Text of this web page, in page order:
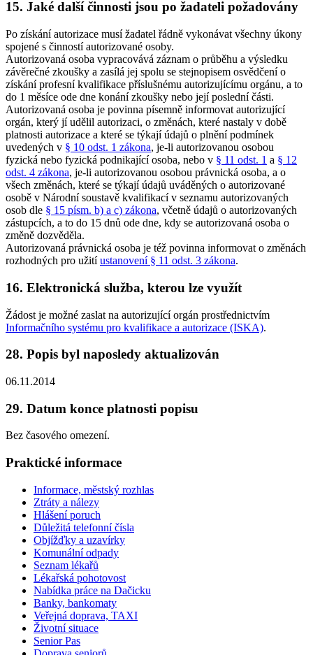
15. Jaké další činnosti jsou po žadateli požadovány
Po získání autorizace musí žadatel řádně vykonávat všechny úkony
spojené s činností autorizované osoby.
Autorizovaná osoba vypracovává záznam o průběhu a výsledku
závěrečné zkoušky a zasílá jej spolu se stejnopisem osvědčení o
získání profesní kvalifikace příslušnému autorizujícímu orgánu, a to
do 1 měsíce ode dne konání zkoušky nebo její poslední části.
Autorizovaná osoba je povinna písemně informovat autorizující
orgán, který jí udělil autorizaci, o změnách, které nastaly v době
platnosti autorizace a které se týkají údajů o plnění podmínek
uvedených v § 10 odst. 1 zákona, je-li autorizovanou osobou
fyzická nebo fyzická podnikající osoba, nebo v § 11 odst. 1 a § 12
odst. 4 zákona, je-li autorizovanou osobou právnická osoba, a o
všech změnách, které se týkají údajů uváděných o autorizované
osobě v Národní soustavě kvalifikací v seznamu autorizovaných
osob dle § 15 písm. b) a c) zákona, včetně údajů o autorizovaných
zástupcích, a to do 15 dnů ode dne, kdy se autorizovaná osoba o
změně dozvěděla.
Autorizovaná právnická osoba je též povinna informovat o změnách
rozhodných pro užitíustanovení § 11 odst. 3 zákona.
16. Elektronická služba, kterou lze využít
Žádost je možné zaslat na autorizující orgán prostřednictvím
Informačního systému pro kvalifikace a autorizace (ISKA).
28. Popis byl naposledy aktualizován
06.11.2014
29. Datum konce platnosti popisu
Bez časového omezení.
Praktické informace
Informace, městský rozhlas
Ztráty a nálezy
Hlášení poruch
Důležitá telefonní čísla
Objížďky a uzavírky
Komunální odpady
Seznam lékařů
Lékařská pohotovost
Nabídka práce na Dačicku
Banky, bankomaty
Veřejná doprava, TAXI
Životní situace
Senior Pas